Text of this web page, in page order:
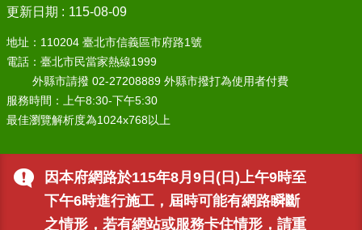
因本府網路於115年8月9日(日)上午9時至
下午6時進行施工，屆時可能有網路瞬斷
之情形，若有網站或服務卡住情形，請重
更新日期
115-08-09
地址：110204 臺北市信義區市府路1號
電話：臺北市民當家熱線1999
外縣市請撥 02-27208889 外縣市撥打為使用者付費
服務時間：上午8:30-下午5:30
最佳瀏覽解析度為1024x768以上